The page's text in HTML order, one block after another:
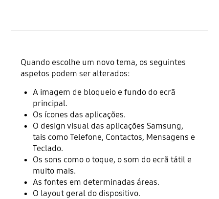
Quando escolhe um novo tema, os seguintes
aspetos podem ser alterados:
A imagem de bloqueio e fundo do ecrã
principal.
Os ícones das aplicações.
O design visual das aplicações Samsung,
tais como Telefone, Contactos, Mensagens e
Teclado.
Os sons como o toque, o som do ecrã tátil e
muito mais.
As fontes em determinadas áreas.
O layout geral do dispositivo.